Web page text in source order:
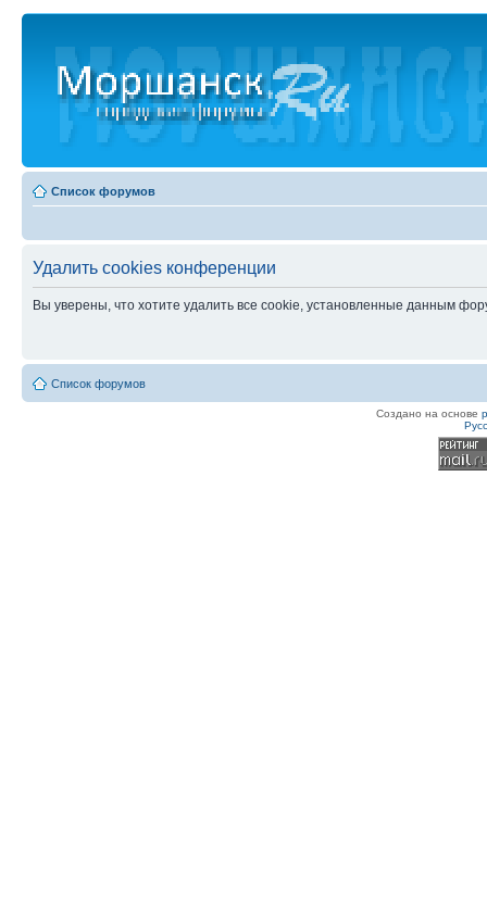
Список форумов
Удалить cookies конференции
Вы уверены, что хотите удалить все cookie, установленные данным
Список форумов
Создано на основе